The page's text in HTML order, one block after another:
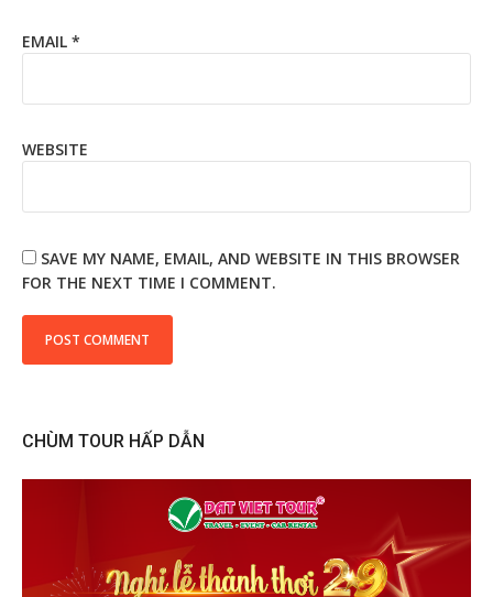
EMAIL *
WEBSITE
SAVE MY NAME, EMAIL, AND WEBSITE IN THIS BROWSER
FOR THE NEXT TIME I COMMENT.
CHÙM TOUR HẤP DẪN